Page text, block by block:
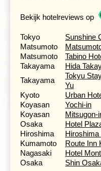
Vanuit Kyoto maken we
in de 8e eeuw de
gebouwd naar model
China ten tijde van de
Kamakura is de
het oude monumentale
Bekijk hotelreviews op
Tokyo
Sunshine
Matsumoto
Matsumoto
Tabino
Takayama
Hida
Takayama
Tokyu
Yu
Kyoto
Urban
Koyasan
Yochi-in
Koyasan
Mitsugon-
Osaka
Hotel
Hiroshima
Hiroshima
Kumamoto
Route Inn
Nagasaki
Hotel
Osaka
Shin